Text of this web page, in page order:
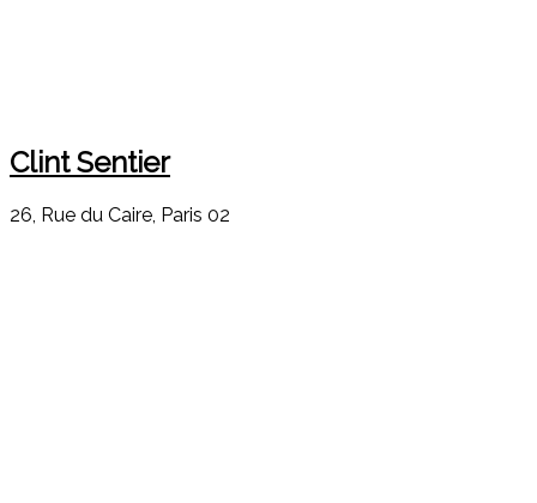
Clint Sentier
26, Rue du Caire, Paris 02